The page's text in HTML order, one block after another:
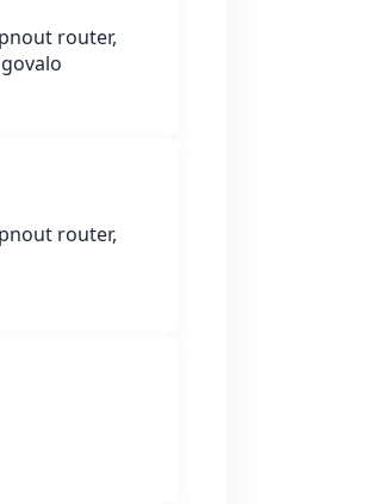
router,
router,